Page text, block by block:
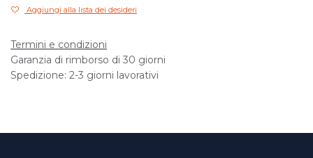
Aggiungi alla lista dei desideri
Termini e condizioni
Garanzia di rimborso di 30 giorni
Spedizione: 2-3 giorni lavorativi